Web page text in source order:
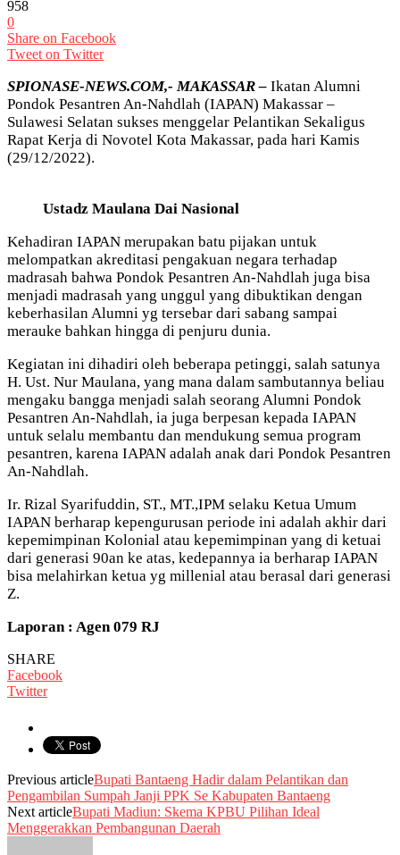
958
0
Share on Facebook
Tweet on Twitter
SPIONASE-NEWS.COM,- MAKASSAR – Ikatan Alumni
Pondok Pesantren An-Nahdlah (IAPAN) Makassar –
Sulawesi Selatan sukses menggelar Pelantikan Sekaligus
Rapat Kerja di Novotel Kota Makassar, pada hari Kamis
(29/12/2022).
Ustadz Maulana Dai Nasional
Kehadiran IAPAN merupakan batu pijakan untuk
melompatkan akreditasi pengakuan negara terhadap
madrasah bahwa Pondok Pesantren An-Nahdlah juga bisa
menjadi madrasah yang unggul yang dibuktikan dengan
keberhasilan Alumni yg tersebar dari sabang sampai
merauke bahkan hingga di penjuru dunia.
Kegiatan ini dihadiri oleh beberapa petinggi, salah satunya
H. Ust. Nur Maulana, yang mana dalam sambutannya beliau
mengaku bangga menjadi salah seorang Alumni Pondok
Pesantren An-Nahdlah, ia juga berpesan kepada IAPAN
untuk selalu membantu dan mendukung semua program
pesantren, karena IAPAN adalah anak dari Pondok Pesantren
An-Nahdlah.
Ir. Rizal Syarifuddin, ST., MT.,IPM selaku Ketua Umum
IAPAN berharap kepengurusan periode ini adalah akhir dari
kepemimpinan Kolonial atau kepemimpinan yang di ketuai
dari generasi 90an ke atas, kedepannya ia berharap IAPAN
bisa melahirkan ketua yg millenial atau berasal dari generasi
Z.
Laporan : Agen 079 RJ
SHARE
Facebook
Twitter
Previous articleBupati Bantaeng Hadir dalam Pelantikan dan
Pengambilan Sumpah Janji PPK Se Kabupaten Bantaeng
Next articleBupati Madiun: Skema KPBU Pilihan Ideal
Menggerakkan Pembangunan Daerah